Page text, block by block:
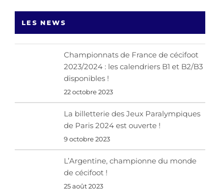
LES NEWS
Championnats de France de cécifoot
2023/2024 : les calendriers B1 et B2/B3
disponibles !
22 octobre 2023
La billetterie des Jeux Paralympiques
de Paris 2024 est ouverte !
9 octobre 2023
L’Argentine, championne du monde
de cécifoot !
25 août 2023